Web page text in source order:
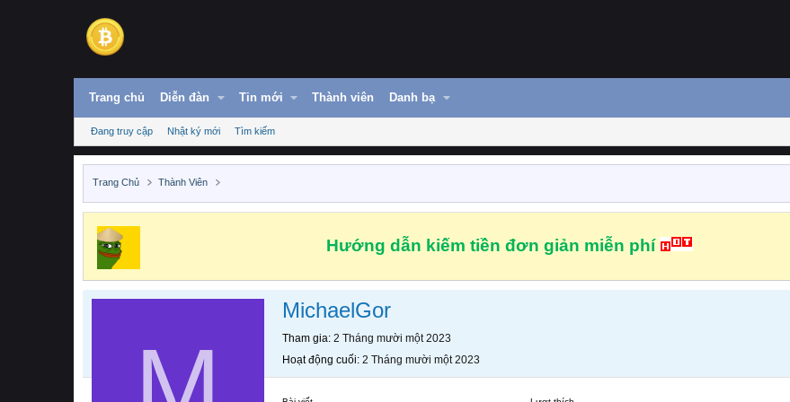
Trang chủ Diễn đàn Tin mới Thành viên Danh bạ
Đang truy cập Nhật ký mới Tìm kiếm
Trang Chủ Thành Viên
Hướng dẫn kiếm tiền đơn giản miễn phí
MichaelGor
Tham gia 2 Tháng mười một 2023
Hoạt động cuối 2 Tháng mười một 2023